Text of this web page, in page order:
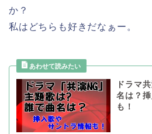
か？
私はどちらも好きだなぁー。
ドラマ
名は？
も！